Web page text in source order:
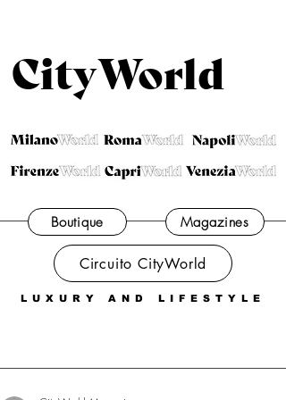
CityWorld
LUXURY AND LIFESTYLE
Magazines
Boutique
Circuito CityWorld